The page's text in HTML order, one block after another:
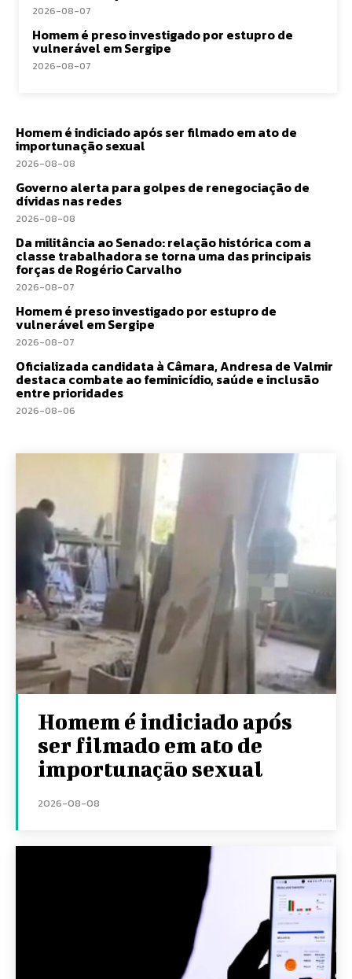
2026-08-07
Homem é preso investigado por estupro de
vulnerável em Sergipe
2026-08-07
Homem é indiciado após ser filmado em ato de
importunação sexual
2026-08-08
Governo alerta para golpes de renegociação de
dívidas nas redes
2026-08-08
Da militância ao Senado: relação histórica com a
classe trabalhadora se torna uma das principais
forças de Rogério Carvalho
2026-08-07
Homem é preso investigado por estupro de
vulnerável em Sergipe
2026-08-07
Oficializada candidata à Câmara, Andresa de Valmir
destaca combate ao feminicídio, saúde e inclusão
entre prioridades
2026-08-06
Homem é indiciado após
ser filmado em ato de
importunação sexual
2026-08-08